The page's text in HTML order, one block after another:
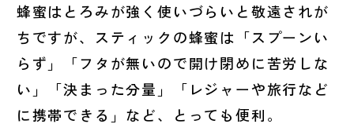
蜂蜜はとろみが強く使いづらいと敬遠されが
ちですが、スティックの蜂蜜は「スプーンい
らず」「フタが無いので開け閉めに苦労しな
い」「決まった分量」「レジャーや旅行など
に携帯できる」など、とっても便利。